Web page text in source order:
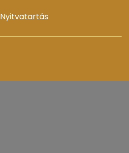
Nyitvatartás